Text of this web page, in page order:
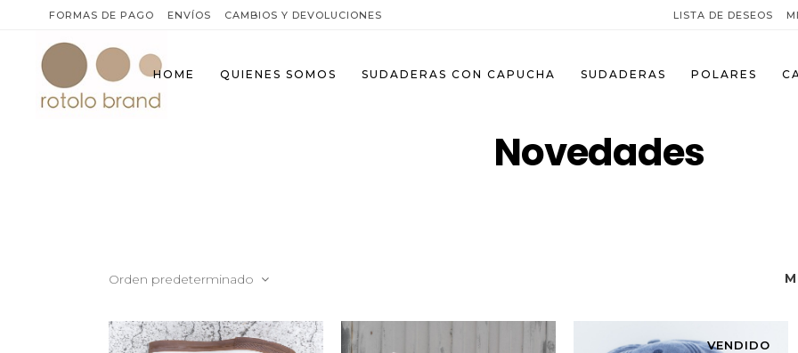
FORMAS DE PAGO ENVÍOS CAMBIOS Y DEVOLUCIONES LISTA DE DESEOS
HOME QUIENES SOMOS SUDADERAS CON CAPUCHA SUDADERAS POLARES
Novedades
Orden predeterminado
VENDIDO